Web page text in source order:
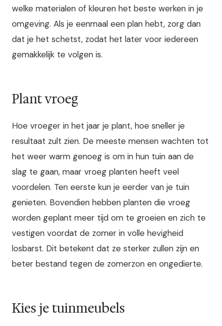
welke materialen of kleuren het beste werken in je
omgeving. Als je eenmaal een plan hebt, zorg dan
dat je het schetst, zodat het later voor iedereen
gemakkelijk te volgen is.
Plant vroeg
Hoe vroeger in het jaar je plant, hoe sneller je
resultaat zult zien. De meeste mensen wachten tot
het weer warm genoeg is om in hun tuin aan de
slag te gaan, maar vroeg planten heeft veel
voordelen. Ten eerste kun je eerder van je tuin
genieten. Bovendien hebben planten die vroeg
worden geplant meer tijd om te groeien en zich te
vestigen voordat de zomer in volle hevigheid
losbarst. Dit betekent dat ze sterker zullen zijn en
beter bestand tegen de zomerzon en ongedierte.
Kies je tuinmeubels